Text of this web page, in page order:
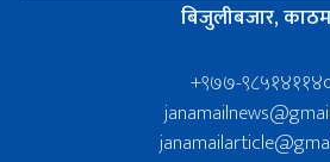
बिजुलीबजार,
+९७७-